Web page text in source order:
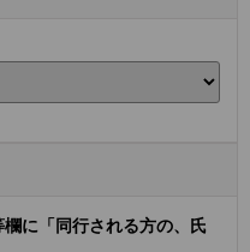
に「同行される方の、氏